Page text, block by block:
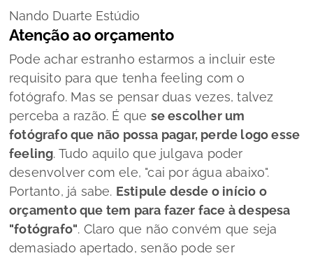
Nando Duarte Estúdio
Atenção ao orçamento
Pode achar estranho estarmos a incluir este
requisito para que tenha feeling com o
fotógrafo. Mas se pensar duas vezes, talvez
perceba a razão. É que se escolher um
fotógrafo que não possa pagar, perde logo esse
feeling. Tudo aquilo que julgava poder
desenvolver com ele, "cai por água abaixo".
Portanto, já sabe. Estipule desde o início o
orçamento que tem para fazer face à despesa
"fotógrafo". Claro que não convém que seja
demasiado apertado, senão pode ser